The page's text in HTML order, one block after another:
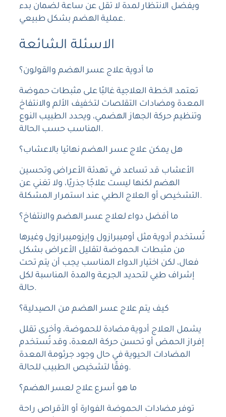
ويفضل الانتظار لمدة لا تقل عن ساعة لضمان بدء
عملية الهضم بشكل طبيعي.
الاسئلة الشائعة
ما أدوية علاج عسر الهضم والقولون؟
تعتمد الخطة العلاجية غالبًا على مثبطات حموضة
المعدة ومضادات التقلصات لتخفيف الألم والانتفاخ
وتنظيم حركة الجهاز الهضمي، ويحدد الطبيب النوع
المناسب حسب الحالة.
هل يمكن علاج عسر الهضم نهائيا بالاعشاب؟
الأعشاب قد تساعد في تهدئة الأعراض وتحسين
الهضم لكنها ليست علاجًا جذريًا، ولا تغني عن
التشخيص أو العلاج الطبي عند استمرار المشكلة.
ما أفضل دواء لعلاج عسر الهضم والانتفاخ؟
تُستخدم أدوية مثل أوميبرازول وإيزوميبرازول وغيرها
من مثبطات الحموضة لتقليل الأعراض بشكل
فعال، لكن اختيار الدواء المناسب يجب أن يتم تحت
إشراف طبي لتحديد الجرعة والمدة المناسبة لكل
حالة.
كيف يتم علاج عسر الهضم من الصيدلية؟
يشمل العلاج أدوية مضادة للحموضة، وأخرى تقلل
إفراز الحمض أو تحسن حركة المعدة، وقد تُستخدم
المضادات الحيوية في حال وجود جرثومة المعدة
وفقًا لتشخيص الطبيب للحالة.
ما هو أسرع علاج لعسر الهضم؟
توفر مضادات الحموضة الفوارة أو الأقراص راحة